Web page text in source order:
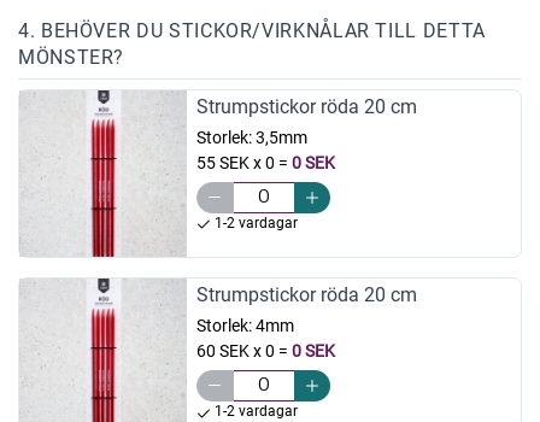
4. BEHÖVER DU STICKOR/VIRKNÅLAR TILL DETTA
MÖNSTER?
Strumpstickor röda 20 cm
Storlek:3,5mm
55 SEK x 0 = 0 SEK
1-2 vardagar
Strumpstickor röda 20 cm
Storlek:4mm
60 SEK x 0 = 0 SEK
1-2 vardagar